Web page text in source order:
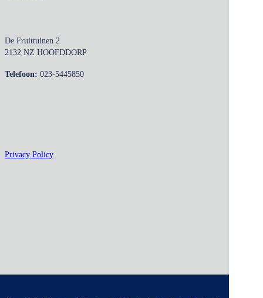
De Fruittuinen 2
2132 NZ HOOFDDORP
Telefoon: 023-5445850
Privacy Policy